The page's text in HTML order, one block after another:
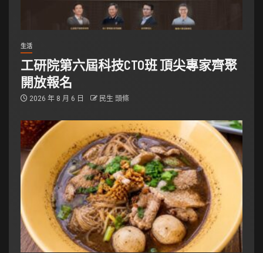
生活
工研院第六屆科技CTO班 頂尖專家齊聚
開放報名
2026 年 8 月 6 日 民生 頭條